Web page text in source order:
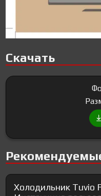
Скачать
Холодильник Tuvio